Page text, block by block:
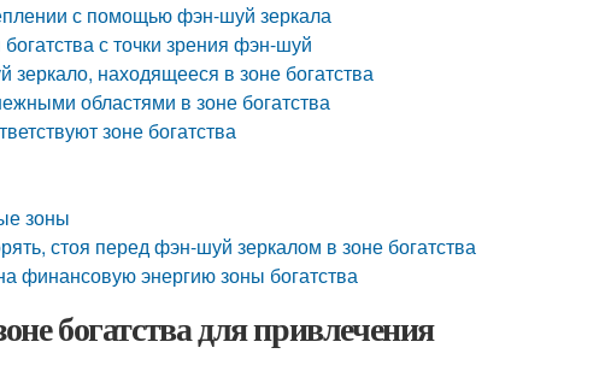
с помощью фэн-шуй зеркала
с точки зрения фэн-шуй
зеркало, находящееся в зоне богатства
областями в зоне богатства
зоне богатства
зоны
стоя перед фэн-шуй зеркалом в зоне богатства
финансовую энергию зоны богатства
богатства для привлечения